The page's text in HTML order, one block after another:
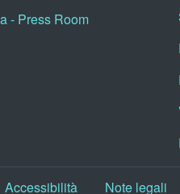
- Press Room
Accessibilità Note legali